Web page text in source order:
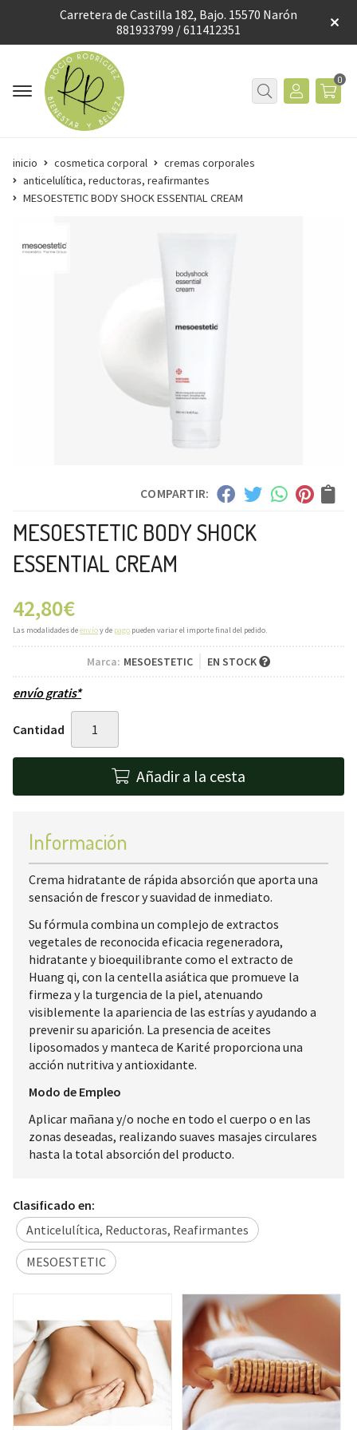
Carretera de Castilla 182, Bajo. 15570 Narón
881933799 / 611412351
0
inicio cosmetica corporal
cremas corporales
anticelulítica, reductoras, reafirmantes
MESOESTETIC BODY SHOCK ESSENTIAL CREAM
COMPARTIR:
MESOESTETIC BODY SHOCK
ESSENTIAL CREAM
42,80€
Las modalidades deenvíoy de pago pueden variar el importe final del pedido.
Marca: MESOESTETIC EN STOCK
envío gratis*
Cantidad
Añadir a la cesta
Información
Crema hidratante de rápida absorción que aporta una
sensación de frescor y suavidad de inmediato.
Su fórmula combina un complejo de extractos
vegetales de reconocida eficacia regeneradora,
hidratante y bioequilibrante como el extracto de
Huang qi, con la centella asiática que promueve la
firmeza y la turgencia de la piel, atenuando
visiblemente la apariencia de las estrías y ayudando a
prevenir su aparición. La presencia de aceites
liposomados y manteca de Karité proporciona una
acción nutritiva y antioxidante.
Modo de Empleo
Aplicar mañana y/o noche en todo el cuerpo o en las
zonas deseadas, realizando suaves masajes circulares
hasta la total absorción del producto.
Clasificado en:
Anticelulítica, Reductoras, Reafirmantes
MESOESTETIC